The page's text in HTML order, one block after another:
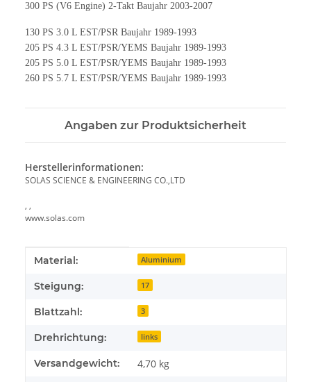
300 PS (V6 Engine) 2-Takt Baujahr 2003-2007
130 PS 3.0 L EST/PSR Baujahr 1989-1993
205 PS 4.3 L EST/PSR/YEMS Baujahr 1989-1993
205 PS 5.0 L EST/PSR/YEMS Baujahr 1989-1993
260 PS 5.7 L EST/PSR/YEMS Baujahr 1989-1993
Angaben zur Produktsicherheit
Herstellerinformationen:
SOLAS SCIENCE & ENGINEERING CO.,LTD
, ,
www.solas.com
Produkteigenschaft
Wert
Material: Aluminium
Steigung: 17
Blattzahl: 3
Drehrichtung: links
Versandgewicht: 4,70 kg